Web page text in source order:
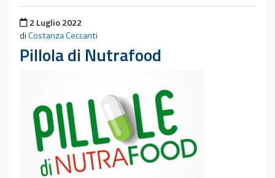
Pubblicato il
2 Luglio 2022
diCostanza Ceccanti
Pillola di Nutrafood